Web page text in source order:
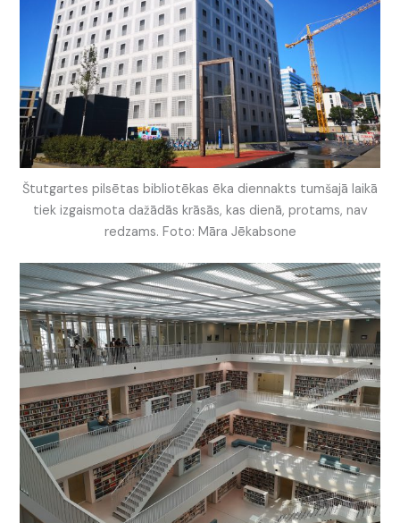
Štutgartes pilsētas bibliotēkas ēka diennakts tumšajā laikā
tiek izgaismota dažādās krāsās, kas dienā, protams, nav
redzams. Foto: Māra Jēkabsone